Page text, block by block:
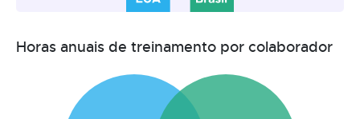
Horas anuais de treinamento por colaborador